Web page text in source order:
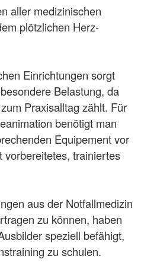
aller medizinischen
plötzlichen Herz-
Einrichtungen sorgt
Belastung, da
Praxisalltag zählt. Für
benötigt man
Equipement vor
vorbereitetes, trainiertes
aus der Notfallmedizin
zu können, haben
speziell befähigt,
zu schulen.